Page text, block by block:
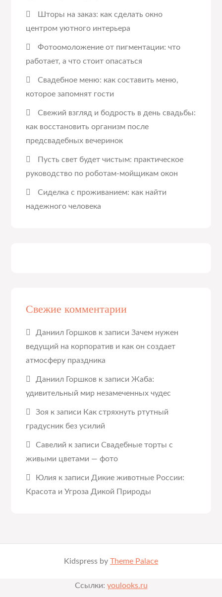
Шторы на заказ: как сделать окно
центром уютного интерьера
Фотоомоложение от пигментации: что
работает, а что стоит опасаться
Свадебное меню: как составить меню,
которое запомнят гости
Свежий взгляд и бодрость в день свадьбы:
как восстановить организм после
предсвадебных вечеринок
Пусть свет будет чистым: практическое
руководство по роботам-мойщикам окон
Сиделка с проживанием: как найти
надежного человека
Свежие комментарии
Даниил Горшков к записиЗачем нужен
ведущий на корпоратив и как он создает
атмосферу праздника
Даниил Горшков к записиЖаба:
удивительный мир незамеченных чудес
Зоя к записи Как стряхнуть ртутный
градусник без усилий
Савелий к записиСвадебные торты с
живыми цветами — фото
Юлия к записи Дикие животные России:
Красота и Угроза Дикой Природы
Kidspress by Theme Palace
Ссылки: youlooks.ru